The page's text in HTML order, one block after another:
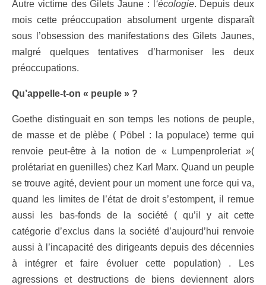
Autre victime des Gilets Jaune : l ‘écologie. Depuis deux
mois cette préoccupation absolument urgente disparaît
sous l’obsession des manifestations des Gilets Jaunes,
malgré quelques tentatives d’harmoniser les deux
préoccupations.
Qu’appelle-t-on « peuple » ?
Goethe distinguait en son temps les notions de peuple,
de masse et de plèbe ( Pöbel : la populace) terme qui
renvoie peut-être à la notion de « Lumpenproleriat »(
prolétariat en guenilles) chez Karl Marx. Quand un peuple
se trouve agité, devient pour un moment une force qui va,
quand les limites de l’état de droit s’estompent, il remue
aussi les bas-fonds de la société ( qu’il y ait cette
catégorie d’exclus dans la société d’aujourd’hui renvoie
aussi à l’incapacité des dirigeants depuis des décennies
à intégrer et faire évoluer cette population) . Les
agressions et destructions de biens deviennent alors